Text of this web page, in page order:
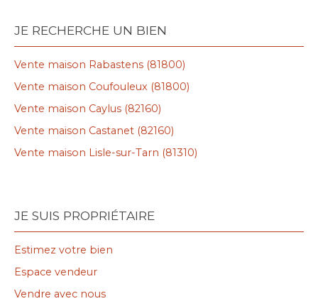
JE RECHERCHE UN BIEN
Vente maison Rabastens (81800)
Vente maison Coufouleux (81800)
Vente maison Caylus (82160)
Vente maison Castanet (82160)
Vente maison Lisle-sur-Tarn (81310)
JE SUIS PROPRIÉTAIRE
Estimez votre bien
Espace vendeur
Vendre avec nous